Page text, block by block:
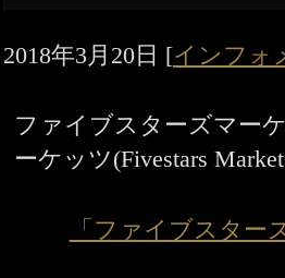
2018年3月20日 [インフォ
ファイブスターズマー
ーケッツ(Fivestars
「ファイブスター